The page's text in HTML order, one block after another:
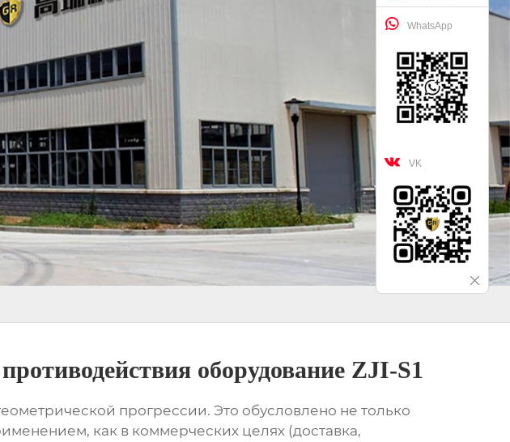
WhatsApp
 VK
оборудование ZJI-S1
прогрессии. Это обусловлено не только
как в коммерческих целях (доставка,